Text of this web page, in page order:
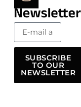
SUBSCRIBE
TO OUR
NEWSLETTER